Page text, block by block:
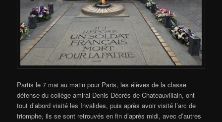
Partis le 7 mai au matin pour Paris, les élèves de la classe
défense du collège amiral Denis Décrés de Chateauvillain, ont
tout d’abord visité les Invalides, puis après avoir visité l’arc de
triomphe, ils se sont retrouvés en fin d’après midi, avec d’autres